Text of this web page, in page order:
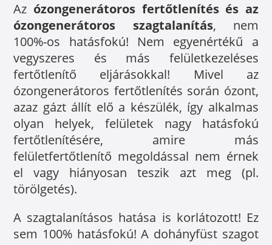
Az ózongenerátoros fertőtlenítés és az
ózongenerátoros szagtalanítás, nem
100%-os hatásfokú! Nem egyenértékű a
vegyszeres és más felületkezeléses
fertőtlenítő eljárásokkal! Mivel az
ózongenerátoros fertőtlenítés során ózont,
azaz gázt állít elő a készülék, így alkalmas
olyan helyek, felületek nagy hatásfokú
fertőtlenítésére, amire más
felületfertőtlenítő megoldással nem érnek
el vagy hiányosan teszik azt meg (pl.
törölgetés).
A szagtalanításos hatása is korlátozott! Ez
sem 100% hatásfokú! A dohányfüst szagot